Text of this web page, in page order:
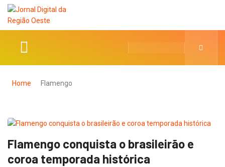
Home Flamengo
Flamengo conquista o brasileirão e
coroa temporada histórica